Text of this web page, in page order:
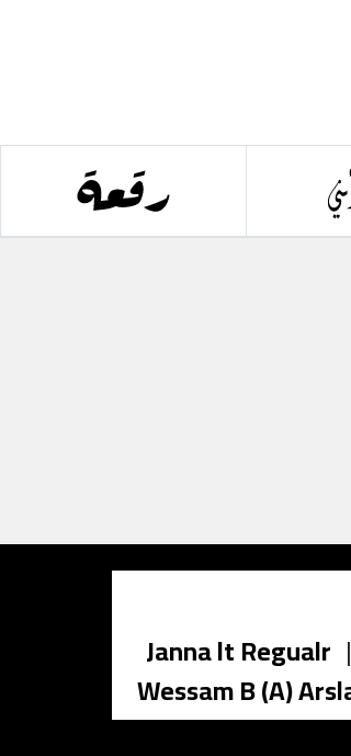
Janna lt Regualr |
Wessam B (A)